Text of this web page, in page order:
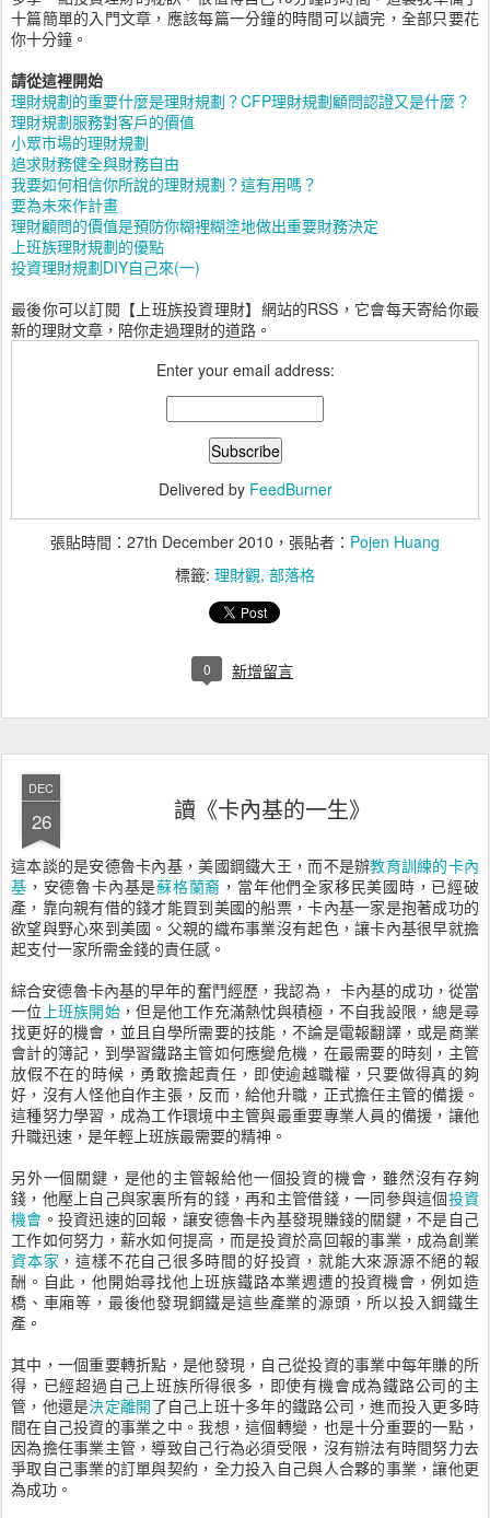
十篇簡單的入門文章，應該每篇一分鐘的時間可以讀完，全部只要花
你十分鐘。
請從這裡開始
理財規劃的重要什麼是理財規劃？CFP理財規劃顧問認證又是什麼？
理財規劃服務對客戶的價值
小眾市場的理財規劃
追求財務健全與財務自由
我要如何相信你所說的理財規劃？這有用嗎？
要為未來作計畫
理財顧問的價值是預防你糊裡糊塗地做出重要財務決定
上班族理財規劃的優點
投資理財規劃DIY自己來(一)
最後你可以訂閱【上班族投資理財】網站的RSS，它會每天寄給你最
新的理財文章，陪你走過理財的道路。
Enter your email address:
Delivered by FeedBurner
張貼時間： 27th December 2010 ，張貼者： Pojen Huang
標籤: 理財觀 部落格
0 新增留言
DEC
26 讀《卡內基的一生》
這本談的是安德魯卡內基，美國鋼鐵大王，而不是辦教育訓練的卡內
基 ，安德魯卡內基是蘇格蘭裔 ，當年他們全家移民美國時，已經破
產，靠向親有借的錢才能買到美國的船票，卡內基一家是抱著成功的
欲望與野心來到美國。父親的織布事業沒有起色，讓卡內基很早就擔
起支付一家所需金錢的責任感。
綜合安德魯卡內基的早年的奮鬥經歷，我認為， 卡內基的成功，從當
一位 上班族開始，但是他工作充滿熱忱與積極，不自我設限，總是尋
找更好的機會，並且自學所需要的技能，不論是電報翻譯，或是商業
會計的簿記，到學習鐵路主管如何應變危機，在最需要的時刻，主管
放假不在的時候，勇敢擔起責任，即使逾越職權，只要做得真的夠
好，沒有人怪他自作主張，反而，給他升職，正式擔任主管的備援。
這種努力學習，成為工作環境中主管與最重要專業人員的備援，讓他
升職迅速，是年輕上班族最需要的精神。
另外一個關鍵，是他的主管報給他一個投資的機會，雖然沒有存夠
錢，他壓上自己與家裏所有的錢，再和主管借錢，一同參與這個投資
機會 。投資迅速的回報，讓安德魯卡內基發現賺錢的關鍵，不是自己
工作如何努力，薪水如何提高，而是投資於高回報的事業，成為創業
資本家 ，這樣不花自己很多時間的好投資，就能大來源源不絕的報
酬。自此，他開始尋找他上班族鐵路本業週遭的投資機會，例如造
橋、車廂等，最後他發現鋼鐵是這些產業的源頭，所以投入鋼鐵生
產。
其中，一個重要轉折點，是他發現，自己從投資的事業中每年賺的所
得，已經超過自己上班族所得很多，即使有機會成為鐵路公司的主
管，他還是決定離開了自己上班十多年的鐵路公司，進而投入更多時
間在自己投資的事業之中。我想，這個轉變，也是十分重要的一點，
因為擔任事業主管，導致自己行為必須受限，沒有辦法有時間努力去
爭取自己事業的訂單與契約，全力投入自己與人合夥的事業，讓他更
為成功。